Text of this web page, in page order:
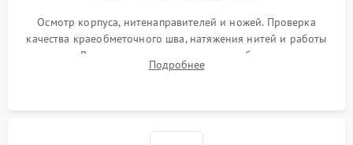
защиты от засоров
500 ₽ Подробнее →
Осмотр корпуса, нитенаправителей и ножей. Проверка
качества краеобметочного шва, натяжения нитей и работы
педали. Выявление пропусков стежков, обрывов нити,
заклинивания или тупого среза ткани на тестовом образце.
Подробнее